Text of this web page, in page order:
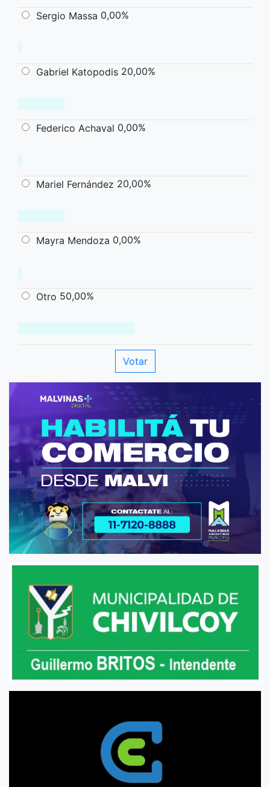
Sergio Massa 0,00%
Gabriel Katopodis 20,00%
Federico Achaval 0,00%
Mariel Fernández 20,00%
Mayra Mendoza 0,00%
Otro 50,00%